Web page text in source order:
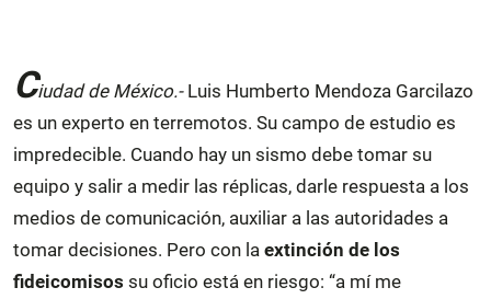
Ciudad de México.- Luis Humberto Mendoza Garcilazo
es un experto en terremotos. Su campo de estudio es
impredecible. Cuando hay un sismo debe tomar su
equipo y salir a medir las réplicas, darle respuesta a los
medios de comunicación, auxiliar a las autoridades a
tomar decisiones. Pero con la extinción de los
fideicomisos su oficio está en riesgo: “a mí me